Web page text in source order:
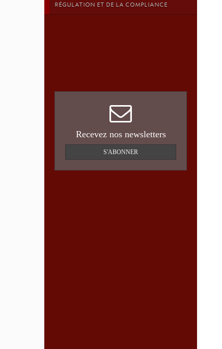
RÉGULATION ET DE LA COMPLIANCE
Recevez nos newsletters
S'ABONNER